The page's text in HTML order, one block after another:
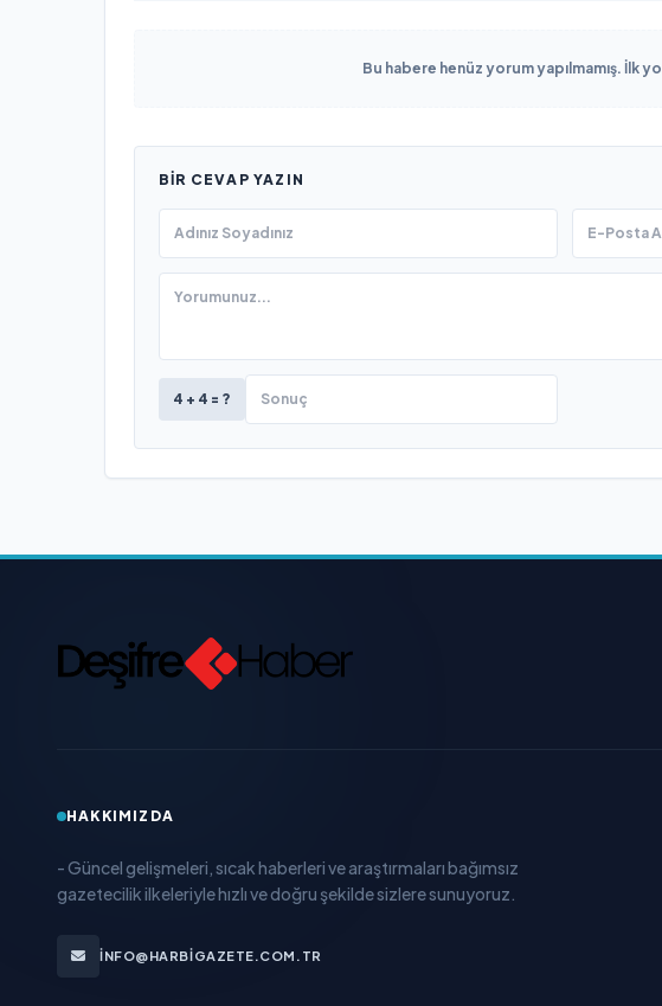
Bu habere henüz yorum yapılmamış. İlk
BIR CEVAP YAZIN
4 + 4 = ?
HAKKIMIZDA
- Güncel gelişmeleri, sıcak haberleri ve araştırmaları bağımsız
gazetecilik ilkeleriyle hızlı ve doğru şekilde sizlere sunuyoruz.
INFO@HARBIGAZETE.COM.TR